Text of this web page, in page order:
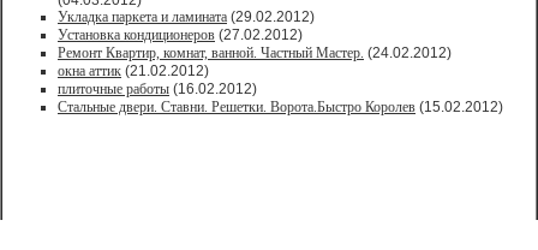
Укладка паркета и ламината (29.02.2012)
Установка кондиционеров (27.02.2012)
Ремонт Квартир, комнат, ванной. Частный Мастер. (24.02.2012)
окна аттик (21.02.2012)
плиточные работы (16.02.2012)
Стальные двери. Ставни. Решетки. Ворота.Быстро Королев (15.02.2012)